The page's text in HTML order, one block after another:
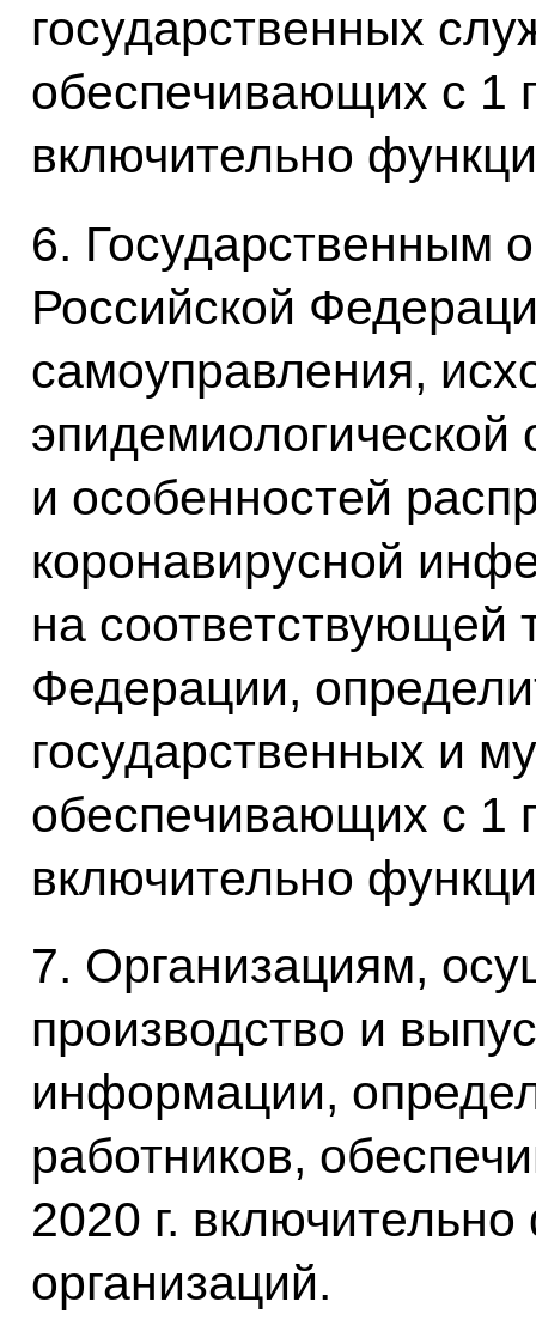
государственных
обеспечивающих с 1
включительно
6. Государственным
Российской
самоуправления,
эпидемиологической
и особенностей
коронавирусной
на соответствующей
Федерации,
государственных и
обеспечивающих с 1
включительно
7. Организациям,
производство и
информации,
работников,
2020 г.
организаций.